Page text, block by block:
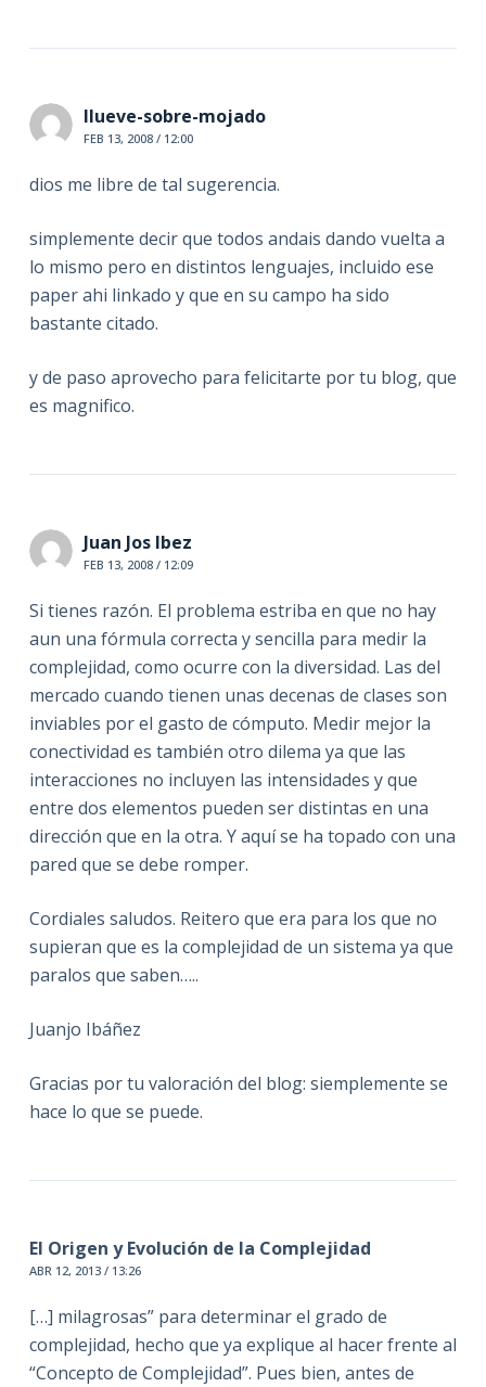
llueve-sobre-mojado
FEB 13, 2008 / 12:00
dios me libre de tal sugerencia.
simplemente decir que todos andais dando vuelta a
lo mismo pero en distintos lenguajes, incluido ese
paper ahi linkado y que en su campo ha sido
bastante citado.
y de paso aprovecho para felicitarte por tu blog, que
es magnifico.
Juan Jos Ibez
FEB 13, 2008 / 12:09
Si tienes razón. El problema estriba en que no hay
aun una fórmula correcta y sencilla para medir la
complejidad, como ocurre con la diversidad. Las del
mercado cuando tienen unas decenas de clases son
inviables por el gasto de cómputo. Medir mejor la
conectividad es también otro dilema ya que las
interacciones no incluyen las intensidades y que
entre dos elementos pueden ser distintas en una
dirección que en la otra. Y aquí se ha topado con una
pared que se debe romper.
Cordiales saludos. Reitero que era para los que no
supieran que es la complejidad de un sistema ya que
paralos que saben…..
Juanjo Ibáñez
Gracias por tu valoración del blog: siemplemente se
hace lo que se puede.
El Origen y Evolución de la Complejidad
ABR 12, 2013 / 13:26
[…] milagrosas” para determinar el grado de
complejidad, hecho que ya explique al hacer frente al
“Concepto de Complejidad”. Pues bien, antes de